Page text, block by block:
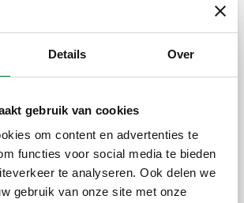
Details Over
gebruik van cookies
om content en advertenties te
functies voor social media te bieden
te analyseren. Ook delen we
gebruik van onze site met onze
voor kunststofbuis (enkel- en
koppeling.